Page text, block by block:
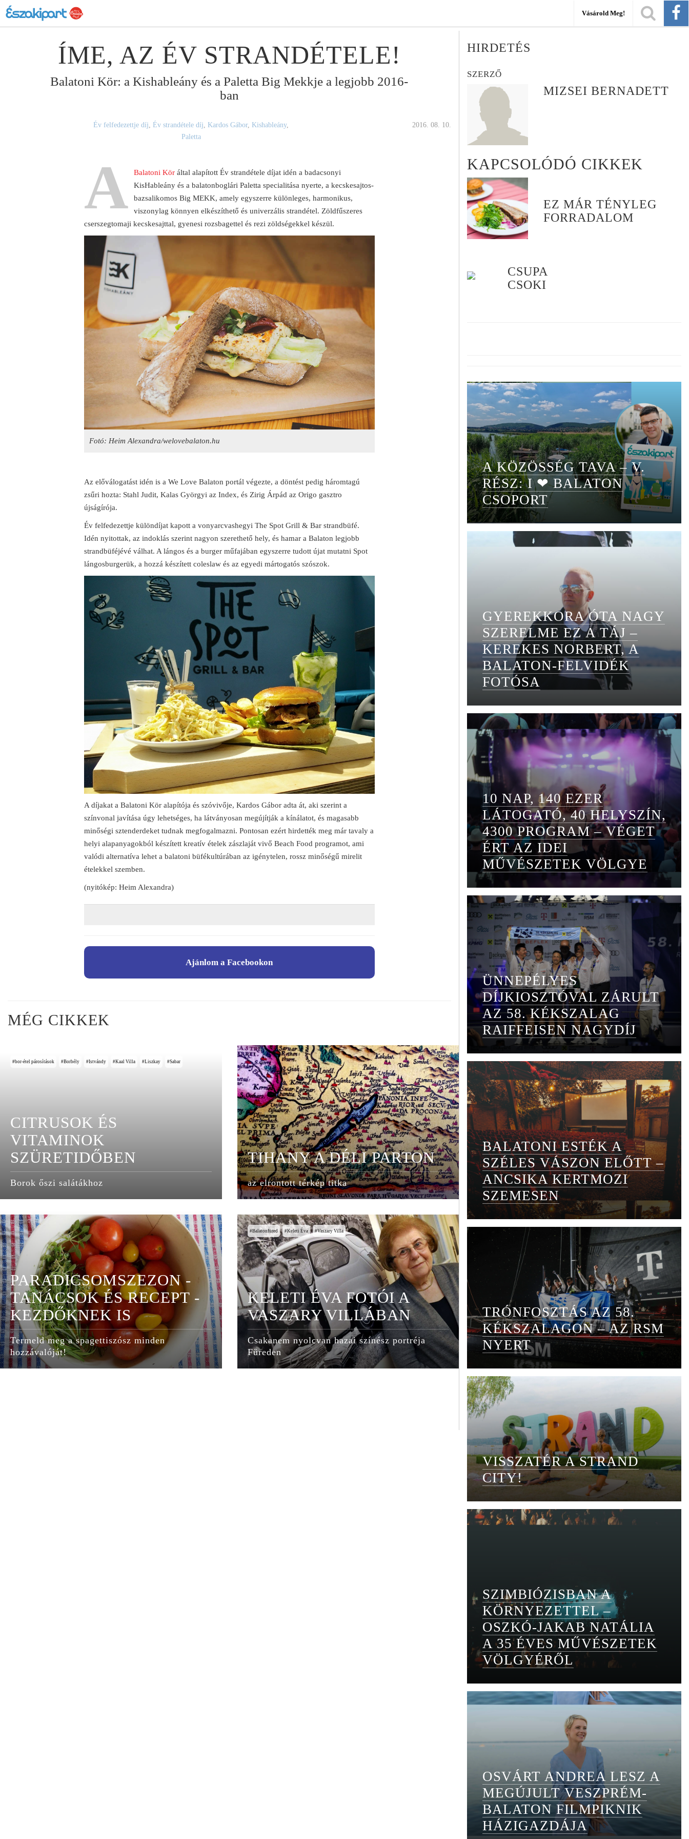
Vásárold Meg!
ÍME, AZ ÉV STRANDÉTELE!
Balatoni Kör: a Kishableány és a Paletta Big Mekkje a legjobb 2016-
ban
Év felfedezettje díj,Év strandétele díj,Kardos Gábor,Kishableány,
Paletta
2016. 08. 10.
A Balatoni Kör által alapított Év strandétele díjat idén a badacsonyi
KisHableány és a balatonboglári Paletta specialitása nyerte, a kecskesajtos-
bazsalikomos Big MEKK, amely egyszerre különleges, harmonikus,
viszonylag könnyen elkészíthető és univerzális strandétel. Zöldfűszeres
cserszegtomaji kecskesajttal, gyenesi rozsbagettel és rezi zöldségekkel készül.
Fotó: Heim Alexandra/welovebalaton.hu
Az előválogatást idén is a We Love Balaton portál végezte, a döntést pedig háromtagú
zsűri hozta: Stahl Judit, Kalas Györgyi az Index, és Zirig Árpád az Origo gasztro
újságírója.
Év felfedezettje különdíjat kapott a vonyarcvashegyi The Spot Grill & Bar strandbüfé.
Idén nyitottak, az indoklás szerint nagyon szerethető hely, és hamar a Balaton legjobb
strandbüféjévé válhat. A lángos és a burger műfajában egyszerre tudott újat mutatni Spot
lángosburgerük, a hozzá készített coleslaw és az egyedi mártogatós szószok.
A díjakat a Balatoni Kör alapítója és szóvivője, Kardos Gábor adta át, aki szerint a
színvonal javítása úgy lehetséges, ha látványosan megújítják a kínálatot, és magasabb
minőségi sztenderdeket tudnak megfogalmazni. Pontosan ezért hirdették meg már tavaly a
helyi alapanyagokból készített kreatív ételek zászlaját vivő Beach Food programot, ami
valódi alternatíva lehet a balatoni büfékultúrában az igénytelen, rossz minőségű mirelit
ételekkel szemben.
(nyitókép: Heim Alexandra)
Ajánlom a Facebookon
MÉG CIKKEK
bor-étel párosítások Borbély Istvándy Kaal Villa Liszkay Sabar
CITRUSOK ÉS
VITAMINOK
SZÜRETIDŐBEN
Borok őszi salátákhoz
TIHANY A DÉLI PARTON
az elrontott térkép titka
PARADICSOMSZEZON -
TANÁCSOK ÉS RECEPT -
KEZDŐKNEK IS
Termeld meg a spagettiszósz minden
hozzávalóját!
Balatonfüred Keleti Éva Vaszary Villa
KELETI ÉVA FOTÓI A
VASZARY VILLÁBAN
Csakanem nyolcvan hazai színész portréja
Füreden
HIRDETÉS
SZERZŐ
MIZSEI BERNADETT
KAPCSOLÓDÓ CIKKEK
EZ MÁR TÉNYLEG
FORRADALOM
CSUPA
CSOKI
A KÖZÖSSÉG TAVA – V.
RÉSZ: I ❤ BALATON
CSOPORT
GYEREKKORA ÓTA NAGY
SZERELME EZ A TÁJ –
KEREKES NORBERT, A
BALATON-FELVIDÉK
FOTÓSA
10 NAP, 140 EZER
LÁTOGATÓ, 40 HELYSZÍN,
4300 PROGRAM – VÉGET
ÉRT AZ IDEI
MŰVÉSZETEK VÖLGYE
ÜNNEPÉLYES
DÍJKIOSZTÓVAL ZÁRULT
AZ 58. KÉKSZALAG
RAIFFEISEN NAGYDÍJ
BALATONI ESTÉK A
SZÉLES VÁSZON ELŐTT –
ANCSIKA KERTMOZI
SZEMESEN
TRÓNFOSZTÁS AZ 58.
KÉKSZALAGON – AZ RSM
NYERT
VISSZATÉR A STRAND
CITY!
SZIMBIÓZISBAN A
KÖRNYEZETTEL –
OSZKÓ-JAKAB NATÁLIA
A 35 ÉVES MŰVÉSZETEK
VÖLGYÉRŐL
OSVÁRT ANDREA LESZ A
MEGÚJULT VESZPRÉM-
BALATON FILMPIKNIK
HÁZIGAZDÁJA